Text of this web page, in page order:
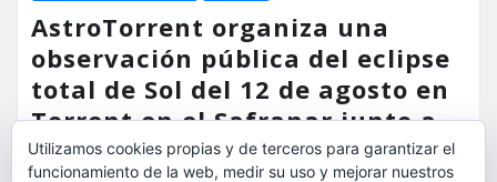
AstroTorrent organiza una
observación pública del eclipse
total de Sol del 12 de agosto en
Torrent en el Safranar junto a
las vías del AVE
Utilizamos cookies propias y de terceros para garantizar el
funcionamiento de la web, medir su uso y mejorar nuestros